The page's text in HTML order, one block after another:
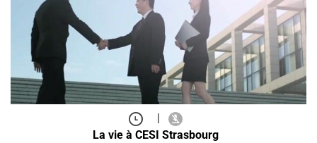
La vie à CESI Strasbourg